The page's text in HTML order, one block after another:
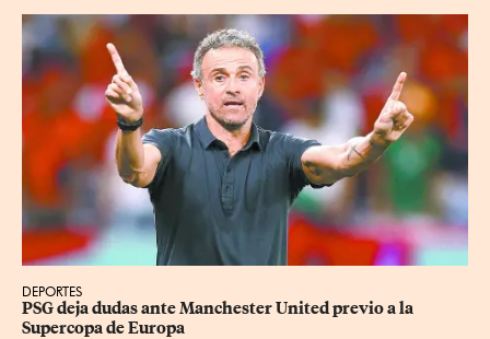
DEPORTES
PSG deja dudas ante Manchester United previo a la
Supercopa de Europa